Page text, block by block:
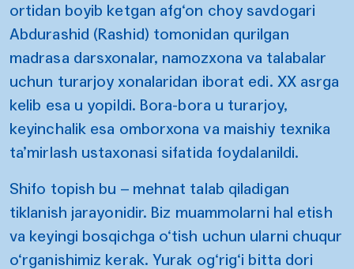
ortidan boyib ketgan afg‘on choy savdogari
Abdurashid (Rashid) tomonidan qurilgan
madrasa darsxonalar, namozxona va talabalar
uchun turarjoy xonalaridan iborat edi. XX asrga
kelib esa u yopildi. Bora-bora u turarjoy,
keyinchalik esa omborxona va maishiy texnika
ta’mirlash ustaxonasi sifatida foydalanildi.
Shifo topish bu – mehnat talab qiladigan
tiklanish jarayonidir. Biz muammolarni hal etish
va keyingi bosqichga o‘tish uchun ularni chuqur
o‘rganishimiz kerak. Yurak og‘rig‘i bitta dori